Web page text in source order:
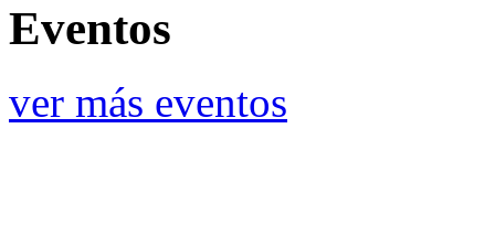
Eventos
ver más eventos